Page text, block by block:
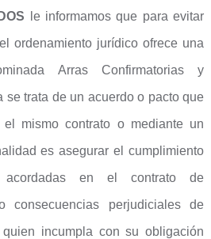
le informamos que para evitar
ordenamiento jurídico ofrece una
Arras Confirmatorias y
se trata de un acuerdo o pacto que
mismo contrato o mediante un
es asegurar el cumplimiento
en el contrato de
consecuencias perjudiciales de
incumpla con su obligación